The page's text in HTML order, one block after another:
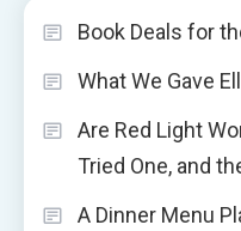
Book Deals for
What We Gave
Are Red Light
Tried One, and
A Dinner Menu